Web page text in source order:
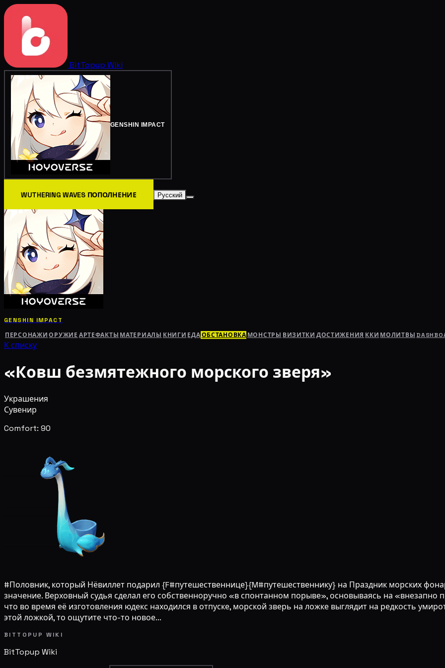
BitTopup Wiki
GENSHIN IMPACT
WUTHERING WAVES ПОПОЛНЕНИЕ Русский
GENSHIN IMPACT
ПЕРСОНАЖИ ОРУЖИЕ АРТЕФАКТЫ МАТЕРИАЛЫ КНИГИ ЕДАОБСТАНОВКА МОНСТРЫ ВИЗИТКИ ДОСТИЖЕНИЯ ККИ МОЛИТВЫ
К списку
«Ковш безмятежного морского зверя»
Украшения
Сувенир
Comfort: 90
#Половник, который Нёвиллет подарил {F#путешественнице}{M#путешественнику} на Праздник морских
значение. Верховный судья сделал его собственноручно «в спонтанном порыве», основываясь на
что во время её изготовления юдекс находился в отпуске, морской зверь на ложке выглядит на редкость
этой ложкой, то ощутите что-то новое...
BITTOPUP WIKI
BitTopup Wiki